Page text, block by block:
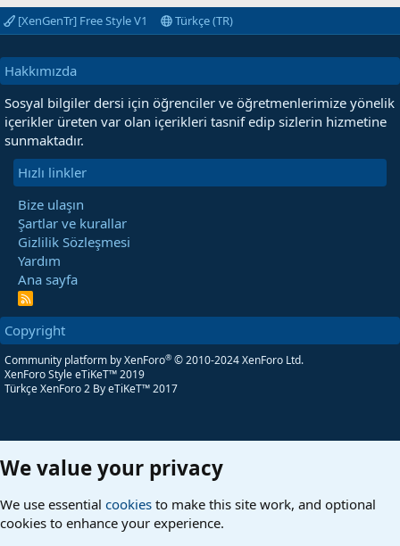
[XenGenTr] Free Style V1 Türkçe (TR)
Hakkımızda
Sosyal bilgiler dersi için öğrenciler ve öğretmenlerimize yönelik
içerikler üreten var olan içerikleri tasnif edip sizlerin hizmetine
sunmaktadır.
Hızlı linkler
Bize ulaşın
Şartlar ve kurallar
Gizlilik Sözleşmesi
Yardım
Ana sayfa
R
S
Copyright
Community platform by XenForo® © 2010-2024 XenForo Ltd.
XenForo Style eTiKeT™ 2019
Türkçe XenForo 2 By eTiKeT™ 2017
We value your privacy
We use essential cookies to make this site work, and optional
cookies to enhance your experience.